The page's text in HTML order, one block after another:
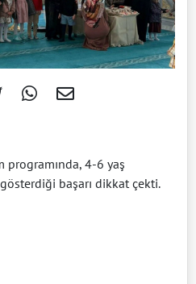
programında, 4-6 yaş
başarı dikkat çekti.